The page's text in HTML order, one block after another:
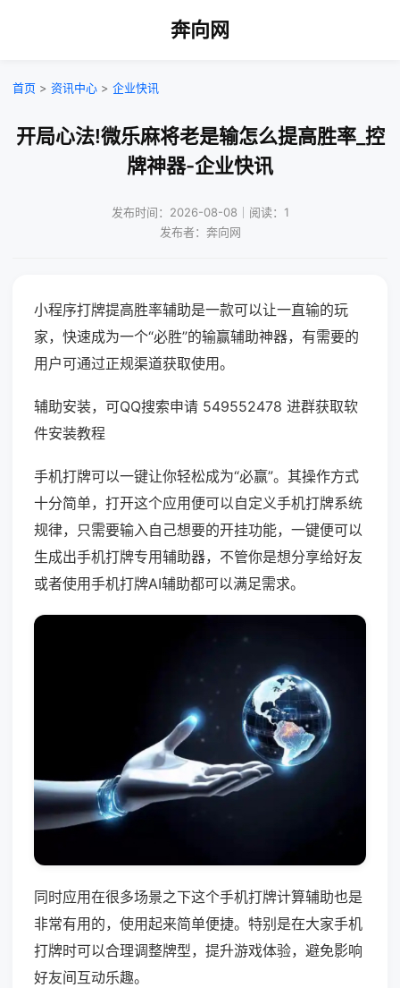
奔向网
首页 > 资讯中心 > 企业快讯
开局心法!微乐麻将老是输怎么提高胜率_控
牌神器-企业快讯
发布时间：2026-08-08｜阅读：1
发布者：奔向网
小程序打牌提高胜率辅助是一款可以让一直输的玩
家，快速成为一个“必胜”的输赢辅助神器，有需要的
用户可通过正规渠道获取使用。
辅助安装，可QQ搜索申请 549552478 进群获取软
件安装教程
手机打牌可以一键让你轻松成为“必赢”。其操作方式
十分简单，打开这个应用便可以自定义手机打牌系统
规律，只需要输入自己想要的开挂功能，一键便可以
生成出手机打牌专用辅助器，不管你是想分享给好友
或者使用手机打牌AI辅助都可以满足需求。
同时应用在很多场景之下这个手机打牌计算辅助也是
非常有用的，使用起来简单便捷。特别是在大家手机
打牌时可以合理调整牌型，提升游戏体验，避免影响
好友间互动乐趣。